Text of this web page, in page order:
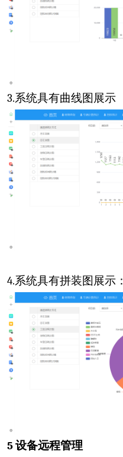
3.系统具有曲线图展示
4.系统具有拼装图展示：
5设备远程管理